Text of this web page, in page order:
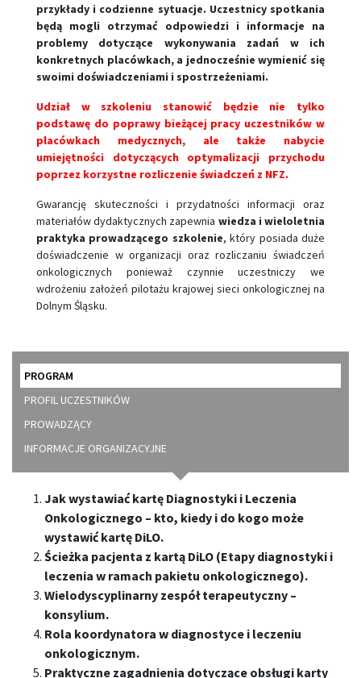
przykłady i codzienne sytuacje. Uczestnicy spotkania
będą mogli otrzymać odpowiedzi i informacje na
problemy dotyczące wykonywania zadań w ich
konkretnych placówkach, a jednocześnie wymienić się
swoimi doświadczeniami i spostrzeżeniami.
Udział w szkoleniu stanowić będzie nie tylko
podstawę do poprawy bieżącej pracy uczestników w
placówkach medycznych, ale także nabycie
umiejętności dotyczących optymalizacji przychodu
poprzez korzystne rozliczenie świadczeń z NFZ.
Gwarancję skuteczności i przydatności informacji oraz
materiałów dydaktycznych zapewnia wiedza i wieloletnia
praktyka prowadzącego szkolenie, który posiada duże
doświadczenie w organizacji oraz rozliczaniu świadczeń
onkologicznych ponieważ czynnie uczestniczy we
wdrożeniu założeń pilotażu krajowej sieci onkologicznej na
Dolnym Śląsku.
PROGRAM
PROFIL UCZESTNIKÓW
PROWADZĄCY
INFORMACJE ORGANIZACYJNE
Jak wystawiać kartę Diagnostyki i Leczenia
Onkologicznego – kto, kiedy i do kogo może
wystawić kartę DiLO.
Ścieżka pacjenta z kartą DiLO (Etapy diagnostyki i
leczenia w ramach pakietu onkologicznego).
Wielodyscyplinarny zespół terapeutyczny –
konsylium.
Rola koordynatora w diagnostyce i leczeniu
onkologicznym.
Praktyczne zagadnienia dotyczące obsługi karty